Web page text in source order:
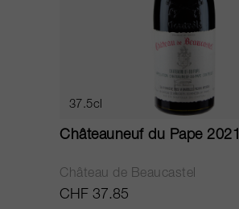
37.5cl
Châteauneuf du Pape 2021
Château de Beaucastel
CHF 37.85